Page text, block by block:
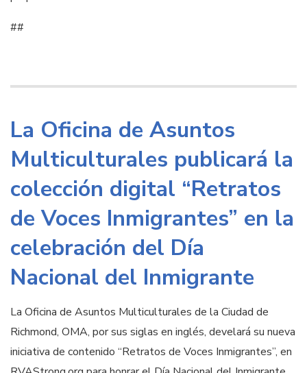
##
La Oficina de Asuntos
Multiculturales publicará la
colección digital “Retratos
de Voces Inmigrantes” en la
celebración del Día
Nacional del Inmigrante
La Oficina de Asuntos Multiculturales de la Ciudad de
Richmond, OMA, por sus siglas en inglés, develará su nueva
iniciativa de contenido “Retratos de Voces Inmigrantes”, en